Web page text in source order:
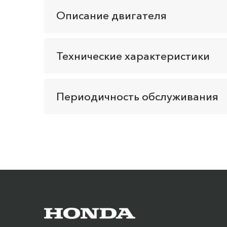
Описание двигателя
Технические характеристики
Периодичность обслуживания